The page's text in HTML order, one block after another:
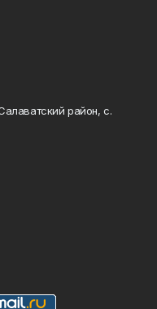
район, с.